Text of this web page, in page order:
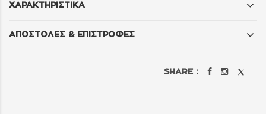
ΧΑΡΑΚΤΗΡΙΣΤΙΚΑ
ΑΠΟΣΤΟΛΕΣ & ΕΠΙΣΤΡΟΦΕΣ
SHARE :